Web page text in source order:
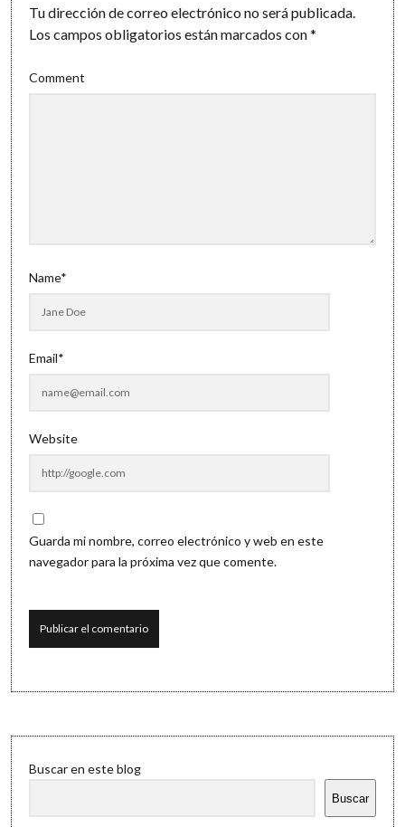
Tu dirección de correo electrónico no será publicada.
Los campos obligatorios están marcados con*
Comment
Name*
Email*
Website
Guarda mi nombre, correo electrónico y web en este
navegador para la próxima vez que comente.
Sidebar
Buscar en este blog
Buscar